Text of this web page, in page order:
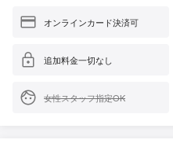
オンラインカード決済可
追加料金一切なし
女性スタッフ指定OK